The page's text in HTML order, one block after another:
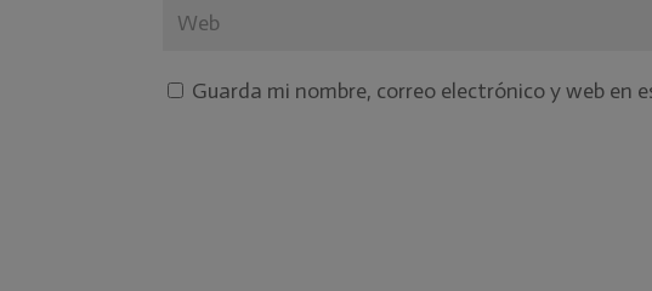
Guarda mi nombre, correo electrónico y web en